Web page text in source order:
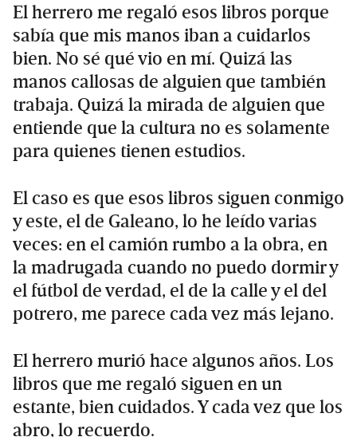
El herrero me regaló esos libros porque
sabía que mis manos iban a cuidarlos
bien. No sé qué vio en mí. Quizá las
manos callosas de alguien que también
trabaja. Quizá la mirada de alguien que
entiende que la cultura no es solamente
para quienes tienen estudios.
El caso es que esos libros siguen conmigo
y este, el de Galeano, lo he leído varias
veces: en el camión rumbo a la obra, en
la madrugada cuando no puedo dormir y
el fútbol de verdad, el de la calle y el del
potrero, me parece cada vez más lejano.
El herrero murió hace algunos años. Los
libros que me regaló siguen en un
estante, bien cuidados. Y cada vez que los
abro, lo recuerdo.